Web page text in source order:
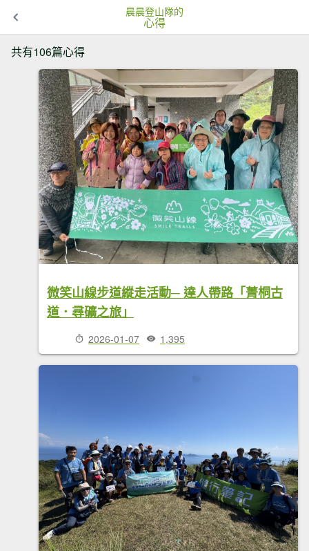
晨晨登山隊的
心得
共有106篇心得
微笑山線步道縱走活動─ 達人帶路「菁桐古
道．尋礦之旅」
2026-01-07 1,395